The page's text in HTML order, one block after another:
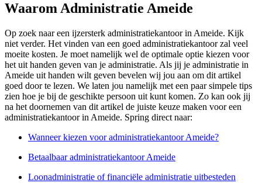
Waarom Administratie Ameide
Op zoek naar een ijzersterk administratiekantoor in Ameide. Kijk
niet verder. Het vinden van een goed administratiekantoor zal veel
moeite kosten. Je moet namelijk wel de optimale optie kiezen voor
het uit handen geven van je administratie. Als jij je administratie in
Ameide uit handen wilt geven bevelen wij jou aan om dit artikel
goed door te lezen. We laten jou namelijk met een paar simpele tips
zien hoe je bij de geschikte persoon uit kunt komen. Zo kan ook jij
na het doornemen van dit artikel de juiste keuze maken voor een
administratiekantoor in Ameide. Spring direct naar:
Wanneer kiezen voor administratiekantoor Ameide?
Betaalbaar administratiekantoor Ameide
Loonadministratie of financiële administratie uitbesteden